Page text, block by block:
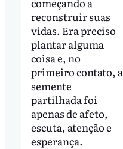
reconstruir suas
vidas. Era preciso
plantar alguma
coisa e, no
primeiro contato, a
semente
partilhada foi
apenas de afeto,
escuta, atenção e
esperança.